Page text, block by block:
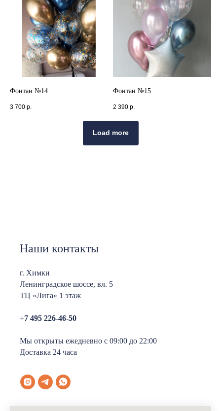
Фонтан №14
3 700 р.
Фонтан №15
2 390 р.
Load more
Наши контакты
г. Химки
Ленинградское шоссе, вл. 5
ТЦ «Лига» 1 этаж
+7 495 226-46-50
Мы открыты ежедневно с 09:00 до 22:00
Доставка 24 часа